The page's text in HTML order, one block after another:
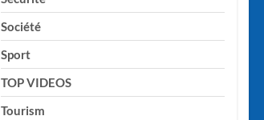
Société
Sport
TOP VIDEOS
Tourism